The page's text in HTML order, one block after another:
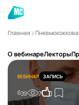
Главная
О вебинареЛекторы
ВЕБИНАР ЗАПИСЬ
639 7